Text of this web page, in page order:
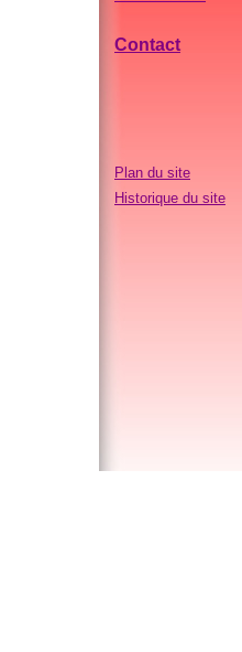
Contact
Plan du site
Historique du site